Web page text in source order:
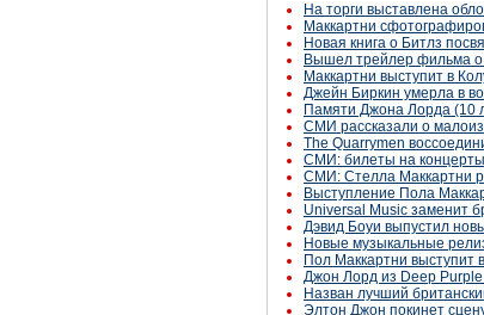
На торги выставлена
Маккартни
Новая книга о Битлз
Вышел трейлер фильма
Маккартни выступит в
Джейн Биркин умерла в
Памяти Джона Лорда (10
СМИ рассказали о
The Quarrymen
СМИ: билеты на концерты
СМИ: Стелла Маккартни
Выступление Пола
Universal Music заменит
Дэвид Боуи выпустил
Новые музыкальные
Пол Маккартни выступит
Джон Лорд из Deep Purple
Назван лучший
Элтон Джон покинет